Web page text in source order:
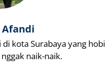
Afandi
kota Surabaya yang hobi
naik-naik.